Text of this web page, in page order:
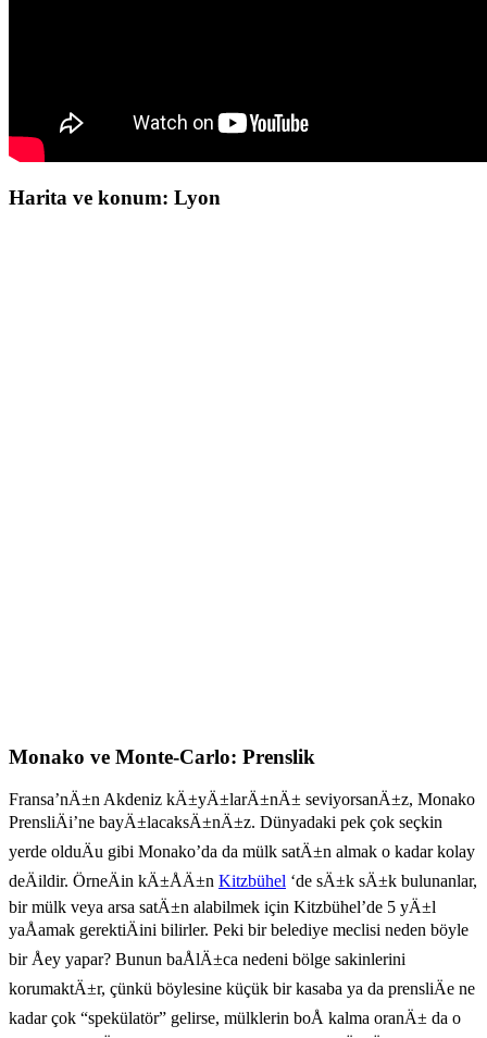
Harita ve konum: Lyon
Monako ve Monte-Carlo: Prenslik
Fransa’nÄ±n Akdeniz kÄ±yÄ±larÄ±nÄ± seviyorsanÄ±z, Monako
PrensliÄi’ne bayÄ±lacaksÄ±nÄ±z. Dünyadaki pek çok seçkin
yerde olduÄu gibi Monako’da da mülk satÄ±n almak o kadar kolay
deÄildir. ÖrneÄin kÄ±ÅÄ±n Kitzbühel ‘de sÄ±k sÄ±k bulunanlar,
bir mülk veya arsa satÄ±n alabilmek için Kitzbühel’de 5 yÄ±l
yaÅamak gerektiÄini bilirler. Peki bir belediye meclisi neden böyle
bir Åey yapar? Bunun baÅlÄ±ca nedeni bölge sakinlerini
korumaktÄ±r, çünkü böylesine küçük bir kasaba ya da prensliÄe ne
kadar çok “spekülatör” gelirse, mülklerin boÅ kalma oranÄ± da o